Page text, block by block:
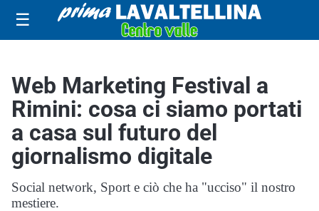
☰
Web Marketing Festival a
Rimini: cosa ci siamo portati
a casa sul futuro del
giornalismo digitale
Social network, Sport e ciò che ha "ucciso" il nostro
mestiere.